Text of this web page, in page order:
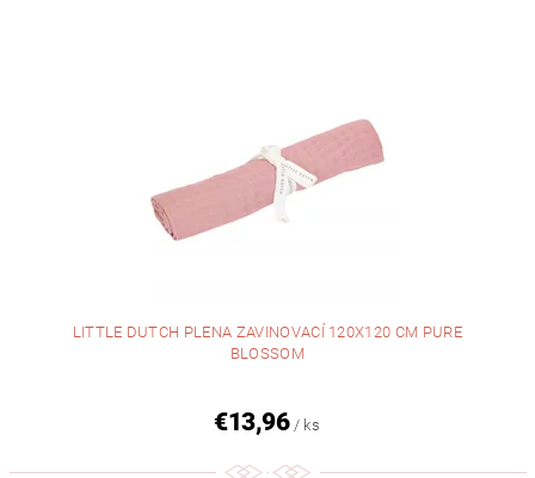
LITTLE DUTCH PLENA ZAVINOVACÍ 120X120 CM PURE
BLOSSOM
€13,96 / ks